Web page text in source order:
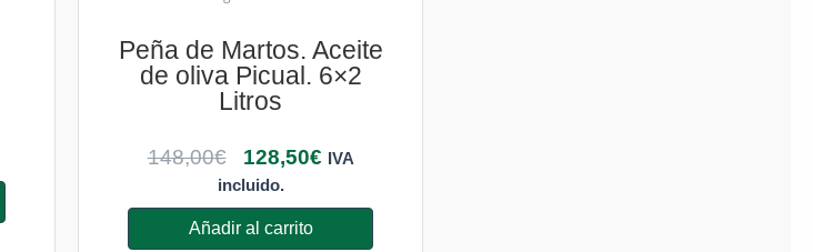
Peña de Martos. Aceite
de oliva Picual. 6×2
Litros
148,00€ 128,50€ IVA
incluido.
Añadir al carrito